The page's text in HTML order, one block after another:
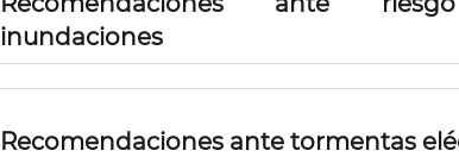
inundaciones
Recomendaciones ante tormentas